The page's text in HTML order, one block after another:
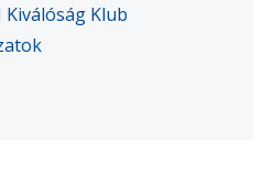
Kiválóság Klub